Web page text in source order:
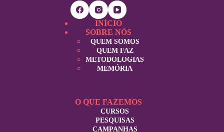
INÍCIO
SOBRE NÓS
QUEM SOMOS
QUEM FAZ
METODOLOGIAS
MEMÓRIA
O QUE FAZEMOS
CURSOS
PESQUISAS
CAMPANHAS